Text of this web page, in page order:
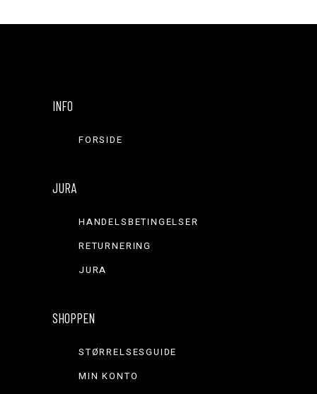
INFO
FORSIDE
JURA
HANDELSBETINGELSER
RETURNERING
JURA
SHOPPEN
STØRRELSESGUIDE
MIN KONTO